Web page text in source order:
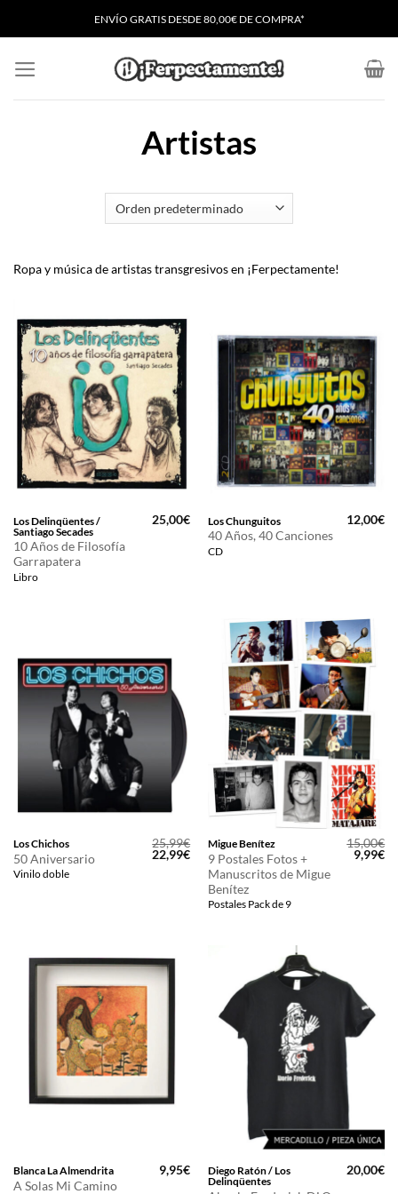
ENVÍO GRATIS DESDE 80,00€ DE COMPRA*
Artistas
Ropa y música de artistas transgresivos en ¡Ferpectamente!
Los Delinqüentes /
Santiago Secades
10 Años de Filosofía
Garrapatera
Libro
25,00€ Los Chunguitos
40 Años, 40 Canciones
CD
12,00€
Los Chichos
50 Aniversario
Vinilo doble
25,99€
El
precio
22,99€El
precio
actual
22,99€.
Migue Benítez
9 Postales Fotos +
Manuscritos de Migue
Benítez
Postales Pack de 9
15,00€
El
precio
9,99€El
Blanca La Almendrita
A Solas Mi Camino
9,95€
Diego Ratón / Los
Delinqüentes
20,00€